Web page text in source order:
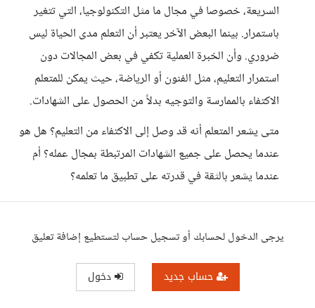
السريعة، خصوصا في مجال ما مثل التكنولوجيا، التي تتغير
باستمرار. بينما البعض الآخر يعتبر أن التعلم مدى الحياة ليس
ضروري. وأن الخبرة العملية تكفي في بعض المجالات دون
استمرار التعليم، مثل الفنون أو الرياضة، حيث يمكن للمتعلم
الاكتفاء بالممارسة والتوجيه بدلاً من الحصول على الشهادات.
متى يشعر المتعلم أنه قد وصل إلى الاكتفاء من التعليم؟ هل هو
عندما يحصل على جميع الشهادات المرتبطة بمجال عمله؟ أم
عندما يشعر بالثقة في قدرته على تطبيق ما تعلمه؟
يرجى الدخول لحسابك أو تسجيل حساب لتستطيع إضافة تعليق
حساب جديد دخول